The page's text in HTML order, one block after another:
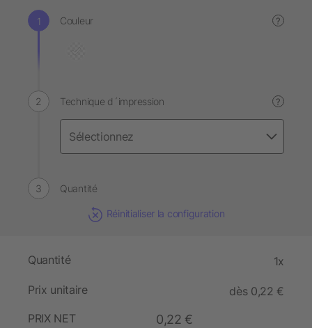
Couleur ?
Technique d´impression ?
Quantité
Réinitialiser la configuration
Quantité 1x
Prix unitaire
dès 0,22 €
PRIX NET
0,22 €